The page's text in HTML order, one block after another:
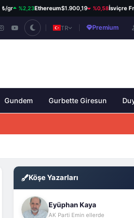
%2,23Ethereum$1.900,19 %0,58İsviçre Frangı
TR Premium
Gundem Gurbette Giresun
Köşe Yazarları
Eyüphan Kaya
AK Parti Emin ellerde